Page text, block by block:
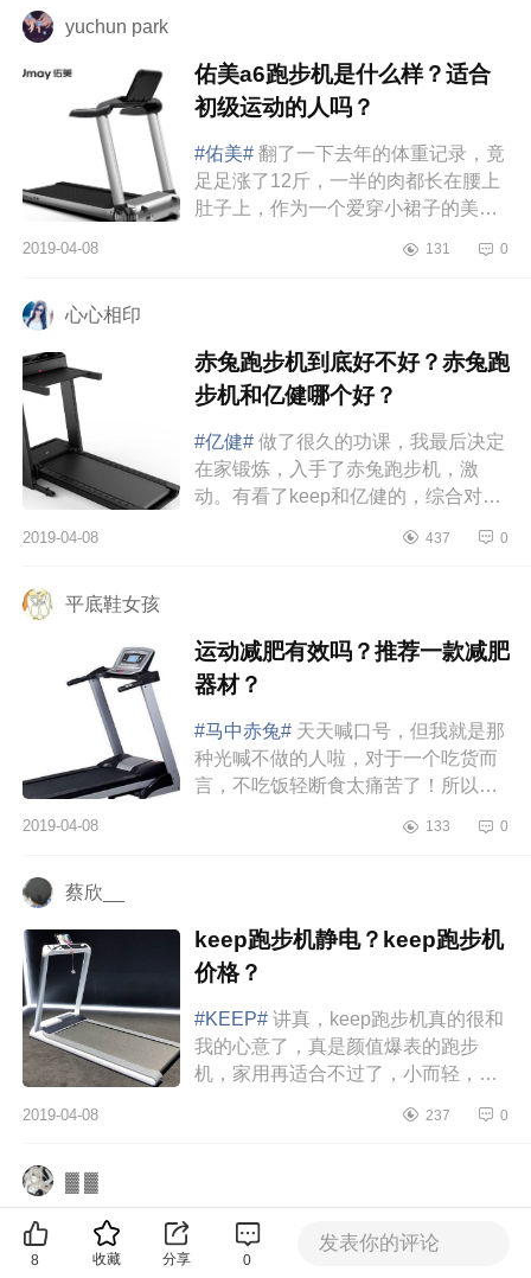
yuchun park
佑美a6跑步机是什么样？适合
初级运动的人吗？
#佑美# 翻了一下去年的体重记录，竟
足足涨了12斤，一半的肉都长在腰上
肚子上，作为一个爱穿小裙子的美少
地决定，我要减肥，我要瘦成闪...
2019-04-08 131 0
心心相印
赤兔跑步机到底好不好？赤兔跑
步机和亿健哪个好？
#亿健# 做了很久的功课，我最后决定
在家锻炼，入手了赤兔跑步机，激
动。有看了keep和亿健的，综合对
要，我是一刻也离不开手机，这跑
2019-04-08 437 0
平底鞋女孩
运动减肥有效吗？推荐一款减肥
器材？
#马中赤兔# 天天喊口号，但我就是那
种光喊不做的人啦，对于一个吃货而
言，不吃饭轻断食太痛苦了！所以跑
是觉得生命在于运动，即使不是为
2019-04-08 133 0
蔡欣__
keep跑步机静电？keep跑步机
价格？
#KEEP# 讲真，keep跑步机真的很和
我的心意了，真是颜值爆表的跑步
机，家用再适合不过了，小而轻，而
的，1699元，后来又添了一个换新
2019-04-08 237 0
▓ ▓
佑美跑步机和亿健跑步机哪个
好？谁能推荐一下？
8 收藏 分享 0
发表你的评论